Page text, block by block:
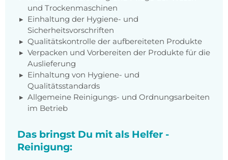
und Trockenmaschinen
Einhaltung der Hygiene- und
Sicherheitsvorschriften
Qualitätskontrolle der aufbereiteten Produkte
Verpacken und Vorbereiten der Produkte für die
Auslieferung
Einhaltung von Hygiene- und
Qualitätsstandards
Allgemeine Reinigungs- und Ordnungsarbeiten
im Betrieb
Das bringst Du mit als Helfer -
Reinigung: